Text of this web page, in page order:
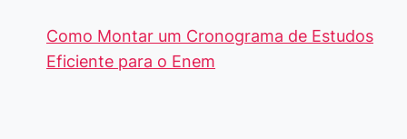
Como Montar um Cronograma de Estudos
Eficiente para o Enem